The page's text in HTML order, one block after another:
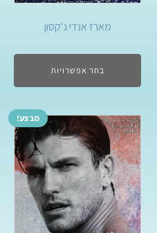
מארז אנדי ג'קסון
בחר אפשרויות
מבצע!